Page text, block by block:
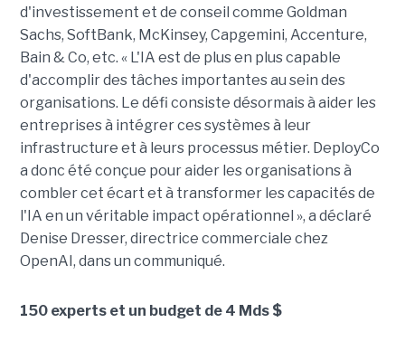
d'investissement et de conseil comme Goldman
Sachs, SoftBank, McKinsey, Capgemini, Accenture,
Bain & Co, etc. « L'IA est de plus en plus capable
d'accomplir des tâches importantes au sein des
organisations. Le défi consiste désormais à aider les
entreprises à intégrer ces systèmes à leur
infrastructure et à leurs processus métier. DeployCo
a donc été conçue pour aider les organisations à
combler cet écart et à transformer les capacités de
l'IA en un véritable impact opérationnel », a déclaré
Denise Dresser, directrice commerciale chez
OpenAI, dans un communiqué.
150 experts et un budget de 4 Mds $